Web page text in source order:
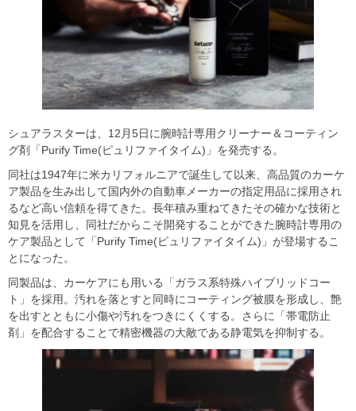
シュアラスターは、12月5日に腕時計専用クリーナー＆コーティン
グ剤「Purify Time(ピュリファイタイム)」を発売する。
同社は1947年に米カリフォルニアで誕生して以来、高品質のカーケ
ア製品を生み出して国内外の自動車メーカーの指定用品に採用され
るなど高い信頼を得てきた。長年積み重ねてきたその確かな技術と
知見を活用し、同社だからこそ開発することができた腕時計専用の
ケア製品として「Purify Time(ピュリファイタイム)」が登場するこ
とになった。
同製品は、カーケアにも用いる「ガラス系特殊ハイブリッドコー
ト」を採用。汚れを落とすと同時にコーティング被膜を形成し、艶
を出すとともに小傷や汚れをつきにくくする。さらに「帯電防止
剤」を配合することで精密機器の大敵である静電気を抑制する。